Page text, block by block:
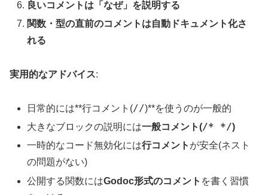
良いコメントは「なぜ」を説明する
関数・型の直前のコメントは自動ドキュメント化さ
れる
実用的なアドバイス:
日常的には**行コメント(//)**を使うのが一般的
大きなブロックの説明には一般コメント(/* */)
一時的なコード無効化には行コメント が安全(ネスト
の問題がない)
公開する関数にはGodoc形式のコメント を書く習慣